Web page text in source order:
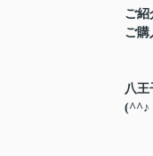
ご
ご
八王
(^^♪